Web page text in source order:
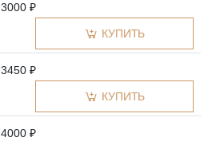
3000 ₽
КУПИТЬ
3450 ₽
КУПИТЬ
4000 ₽